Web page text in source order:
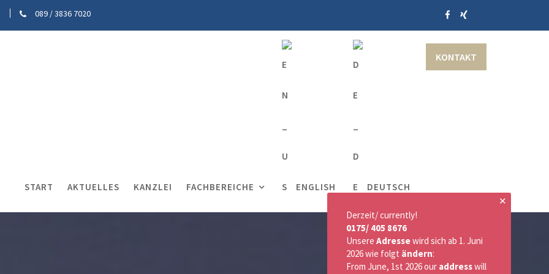
089 / 3836 7020
KONTAKT
START AKTUELLES KANZLEI FACHBEREICHE ENGLISH DEUTSCH
✕
Derzeit/ currently!
0175/ 405 8676
Unsere Adressewird sich ab 1. Juni
2026 wie folgt ändern:
From June, 1st 2026 our addresswill